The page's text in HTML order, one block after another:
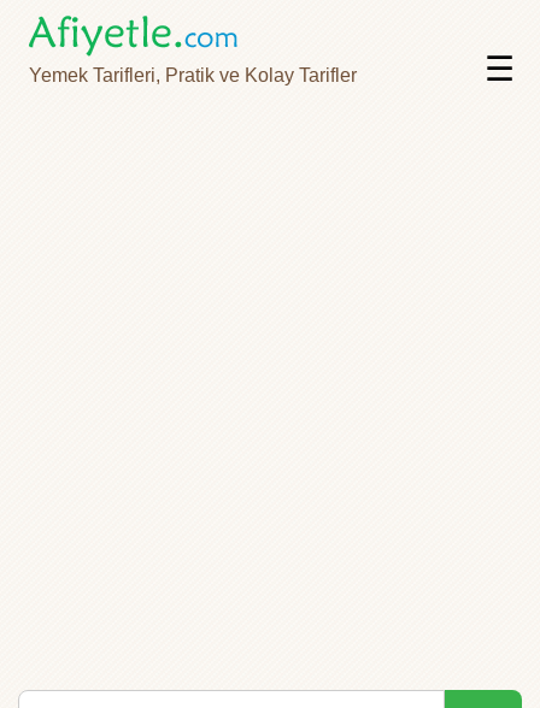
Yemek Tarifleri, Pratik ve Kolay Tarifler ☰